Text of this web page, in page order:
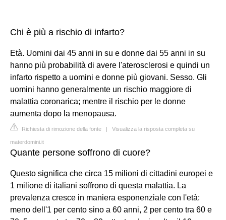
Chi è più a rischio di infarto?
Età. Uomini dai 45 anni in su e donne dai 55 anni in su
hanno più probabilità di avere l'aterosclerosi e quindi un
infarto rispetto a uomini e donne più giovani. Sesso. Gli
uomini hanno generalmente un rischio maggiore di
malattia coronarica; mentre il rischio per le donne
aumenta dopo la menopausa.
Richiesta di rimozione della fonte | Visualizza la risposta completa su
materdomini.it
Quante persone soffrono di cuore?
Questo significa che circa 15 milioni di cittadini europei e
1 milione di italiani soffrono di questa malattia. La
prevalenza cresce in maniera esponenziale con l'età:
meno dell'1 per cento sino a 60 anni, 2 per cento tra 60 e